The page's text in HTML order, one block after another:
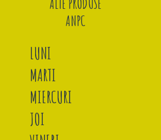
ALTE PRODUSE
ANPC
LUNI
MARTI
MIERCURI
JOI